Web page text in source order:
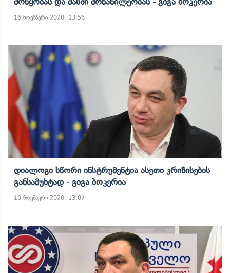
16 ნოემბერი 2020, 13:56
Დიალოგი Სწორი Ინსტრუმენტია Ასეთი Კრიზისების
Განსამუხტად - Გიგა Ბოკერია
10 ნოემბერი 2020, 13:07